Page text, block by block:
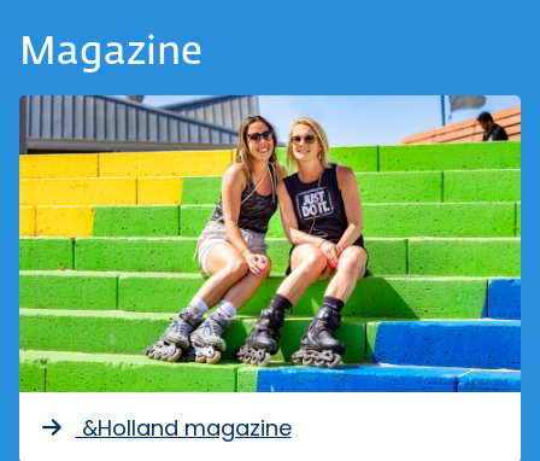
Magazine
&Holland magazine